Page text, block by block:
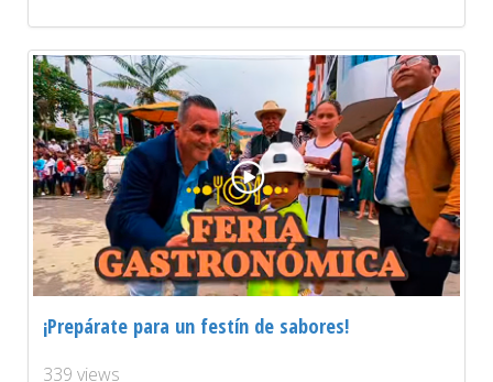
¡Prepárate para un festín de sabores!
339 views